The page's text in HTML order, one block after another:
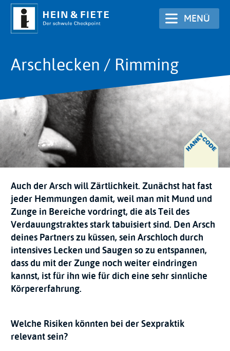
Direkt
Inhalt
MENÜ
Arschlecken / Rimming
Auch der Arsch will Zärtlichkeit. Zunächst hat fast
jeder Hemmungen damit, weil man mit Mund und
Zunge in Bereiche vordringt, die als Teil des
Verdauungstraktes stark tabuisiert sind. Den Arsch
deines Partners zu küssen, sein Arschloch durch
intensives Lecken und Saugen so zu entspannen,
dass du mit der Zunge noch weiter eindringen
kannst, ist für ihn wie für dich eine sehr sinnliche
Körpererfahrung.
Welche Risiken könnten bei der Sexpraktik
relevant sein?